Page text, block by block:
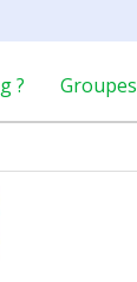
? Groupes